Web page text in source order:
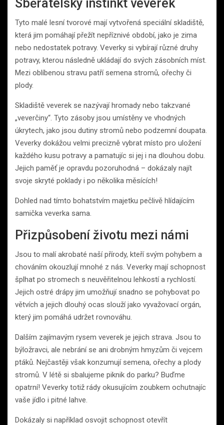
Sběratelský instinkt veverek
Tyto malé lesní tvorové mají vytvořená speciální skladiště,
která jim pomáhají přežít nepříznivé období, jako je zima
nebo nedostatek potravy. Veverky si vybírají různé druhy
potravy, kterou následně ukládají do svých zásobních míst.
Mezi oblíbenou stravu patří semena stromů, ořechy či
plody.
Skladiště veverek se nazývají hromady nebo takzvané
„veverčiny“. Tyto zásoby jsou umístěny ve vhodných
úkrytech, jako jsou dutiny stromů nebo podzemní doupata.
Veverky dokážou velmi precizně vybrat místo pro uložení
každého kusu potravy a pamatujíc si jej i na dlouhou dobu.
Jejich paměť je opravdu pozoruhodná – dokázaly najít
svoje skryté poklady i po několika měsících!
Dohled nad tímto bohatstvím majetku pečlivě hlídajícím
samička veverka sama.
Přizpůsobení životu mezi námi
Jsou to malí akrobaté naší přírody, kteří svým pohybem a
chováním okouzlují mnohé z nás. Veverky mají schopnost
šplhat po stromech s neuvěřitelnou lehkostí a rychlostí.
Jejich ostré drápy jim umožňují snadno se pohybovat po
větvích a jejich dlouhý ocas slouží jako vyvažovací orgán,
který jim pomáhá udržet rovnováhu.
Dalším zajímavým rysem veverek je jejich strava. Jsou to
býložravci, ale nebrání se ani drobným hmyzům či vejcem
ptáků. Nejčastěji však konzumují semena, ořechy a plody
stromů. V létě si sbalujeme piknik do parku? Buďme
opatrní! Veverky totiž rády okusujícím zoubkem ochutnajíc
vaše jídlo i pitné lahve.
Dokázaly si například osvojit schopnost otevřít